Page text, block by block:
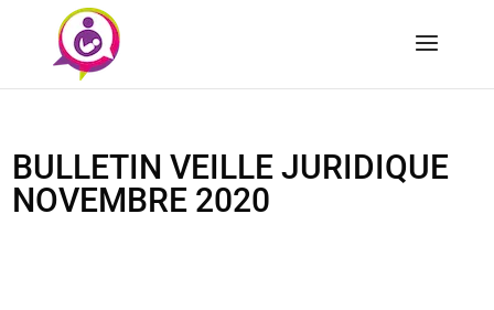
BULLETIN VEILLE JURIDIQUE
NOVEMBRE 2020